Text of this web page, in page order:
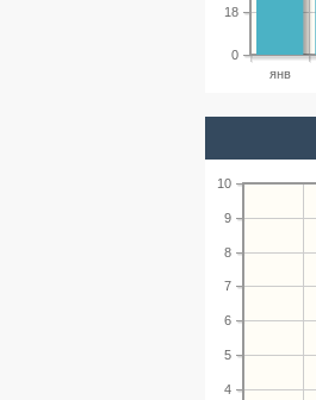
янв
0
18
4
5
6
7
8
9
10